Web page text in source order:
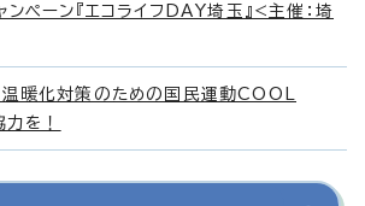
ンペーン『エコライフDAY埼玉』<主催：埼
温暖化対策のための国民運動COOL
を！